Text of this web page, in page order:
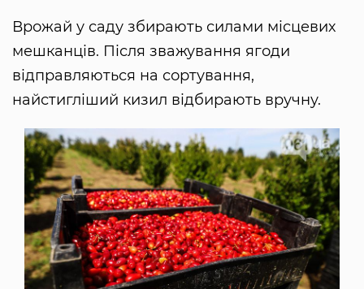
Врожай у саду збирають силами місцевих
мешканців. Після зважування ягоди
відправляються на сортування,
найстигліший кизил відбирають вручну.